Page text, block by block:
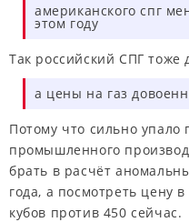
американского спг
этом году
Так российский СПГ тоже
а цены на газ
Потому что сильно упало
промышленного
брать в расчёт
года, а посмотреть цену
кубов против 450 сейчас.